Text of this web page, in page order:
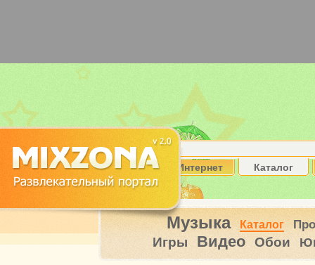
Интернет Каталог
Музыка Каталог
Игры Видео Обои